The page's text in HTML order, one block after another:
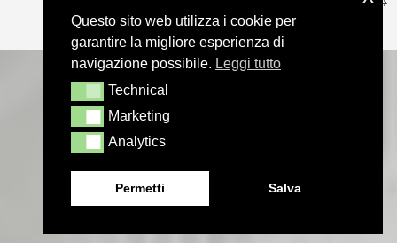
Questo sito web utilizza i cookie per
garantire la migliore esperienza di
navigazione possibile. Leggi tutto
TechnicalTechnical
MarketingMarketing
AnalyticsAnalytics
Permetti Salva